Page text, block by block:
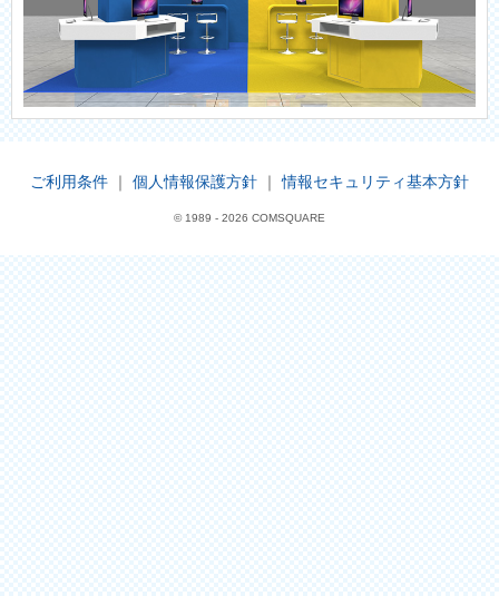
ご利用条件 ｜ 個人情報保護方針 ｜情報セキュリティ基本方針
© 1989 - 2026 COMSQUARE